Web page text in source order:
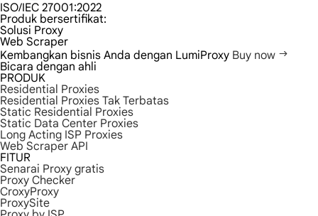
ISO/IEC 27001:2022
Produk bersertifikat:
Solusi Proxy
Web Scraper
Kembangkan bisnis Anda dengan LumiProxy Buy now
Bicara dengan ahli
PRODUK
Residential Proxies
Residential Proxies Tak Terbatas
Static Residential Proxies
Static Data Center Proxies
Long Acting ISP Proxies
Web Scraper API
FITUR
Senarai Proxy gratis
Proxy Checker
CroxyProxy
ProxySite